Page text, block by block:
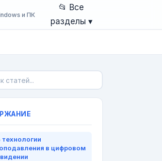
и ПК
📂 Все
разделы ▾
технологии
в цифровом